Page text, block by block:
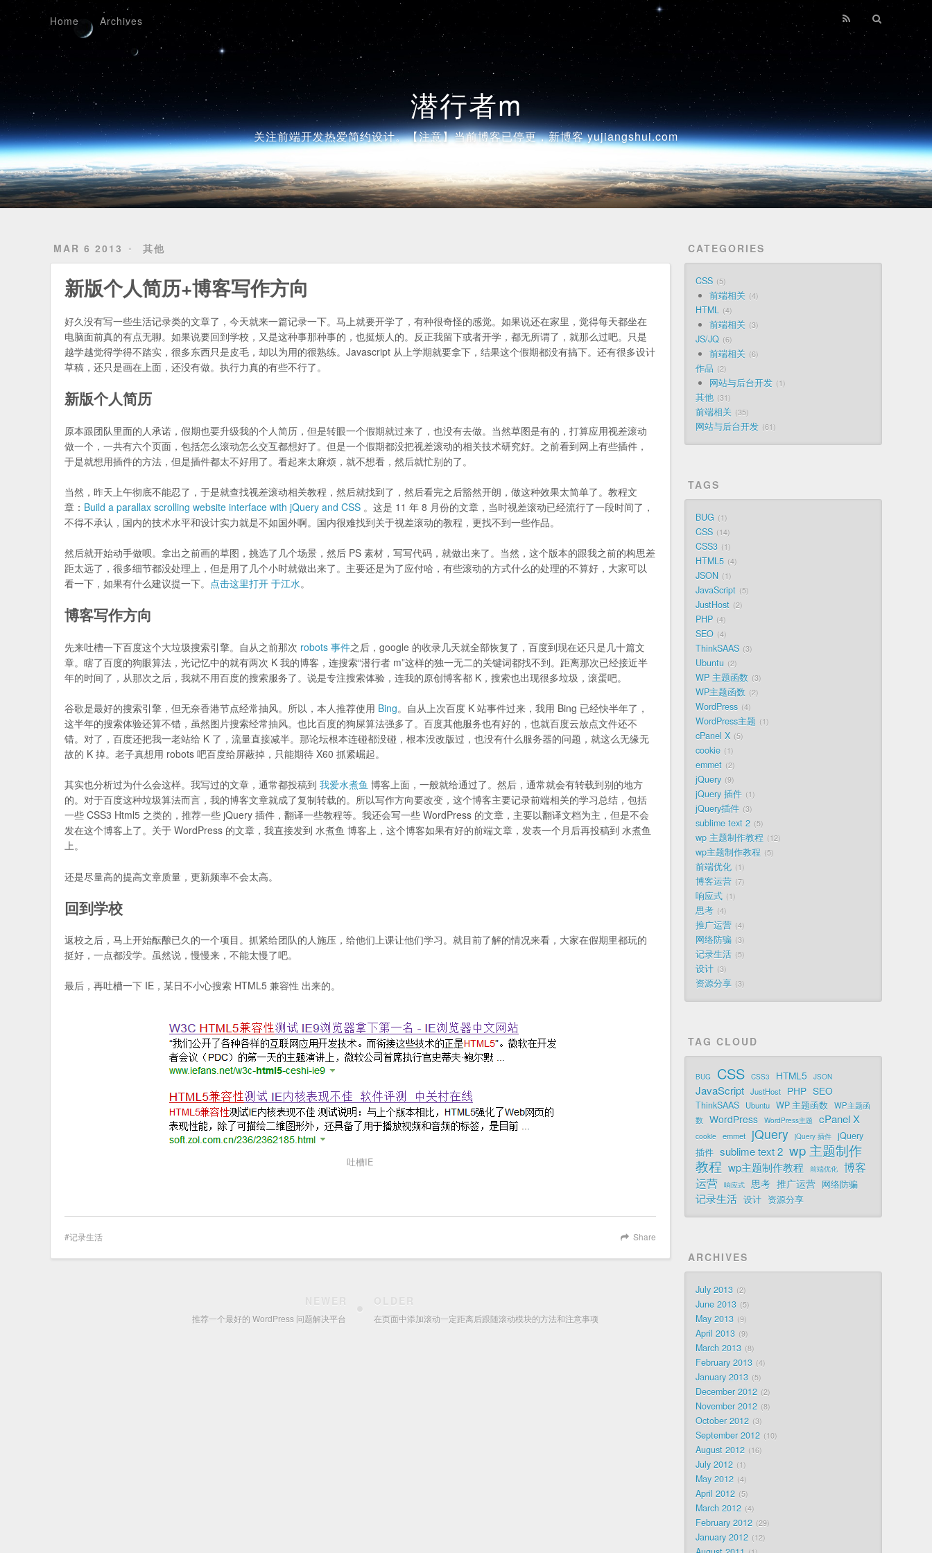
潜行者m
关注前端开发热爱简约设计。【注意】当前博客已停更，新博客 yujiangshui.com
Home Archives
MAR 6 2013 其他
新版个人简历+博客写作方向
好久没有写一些生活记录类的文章了，今天就来一篇记录一下。马上就要开学了，有种很奇怪的感觉。如果说还在家里，觉得每天都坐在
电脑面前真的有点无聊。如果说要回到学校，又是这种事那种事的，也挺烦人的。反正我留下或者开学，都无所谓了，就那么过吧。只是
越学越觉得学得不踏实，很多东西只是皮毛，却以为用的很熟练。Javascript 从上学期就要拿下，结果这个假期都没有搞下。还有很多设计
草稿，还只是画在上面，还没有做。执行力真的有些不行了。
新版个人简历
原本跟团队里面的人承诺，假期也要升级我的个人简历，但是转眼一个假期就过来了，也没有去做。当然草图是有的，打算应用视差滚动
做一个，一共有六个页面，包括怎么滚动怎么交互都想好了。但是一个假期都没把视差滚动的相关技术研究好。之前看到网上有些插件，
于是就想用插件的方法，但是插件都太不好用了。看起来太麻烦，就不想看，然后就忙别的了。
当然，昨天上午彻底不能忍了，于是就查找视差滚动相关教程，然后就找到了，然后看完之后豁然开朗，做这种效果太简单了。教程文
章： Build a parallax scrolling website interface with jQuery and CSS 。这是 11 年 8 月份的文章，当时视差滚动已经流行了一段时间了，
不得不承认，国内的技术水平和设计实力就是不如国外啊。国内很难找到关于视差滚动的教程，更找不到一些作品。
然后就开始动手做呗。拿出之前画的草图，挑选了几个场景，然后 PS 素材，写写代码，就做出来了。当然，这个版本的跟我之前的构思差
距太远了，很多细节都没处理上，但是用了几个小时就做出来了。主要还是为了应付哈，有些滚动的方式什么的处理的不算好，大家可以
看一下，如果有什么建议提一下。 点击这里打开 于江水。
博客写作方向
先来吐槽一下百度这个大垃圾搜索引擎。自从之前那次 robots 事件之后，google 的收录几天就全部恢复了，百度到现在还只是几十篇文
章。瞎了百度的狗眼算法，光记忆中的就有两次 K 我的博客，连搜索“潜行者 m”这样的独一无二的关键词都找不到。距离那次已经接近半
年的时间了，从那次之后，我就不用百度的搜索服务了。说是专注搜索体验，连我的原创博客都 K，搜索也出现很多垃圾，滚蛋吧。
谷歌是最好的搜索引擎，但无奈香港节点经常抽风。所以，本人推荐使用 Bing。自从上次百度 K 站事件过来，我用 Bing 已经快半年了，
这半年的搜索体验还算不错，虽然图片搜索经常抽风。也比百度的狗屎算法强多了。百度其他服务也有好的，也就百度云放点文件还不
错。对了，百度还把我一老站给 K 了，流量直接减半。那论坛根本连碰都没碰，根本没改版过，也没有什么服务器的问题，就这么无缘无
故的 K 掉。老子真想用 robots 吧百度给屏蔽掉，只能期待 X60 抓紧崛起。
其实也分析过为什么会这样。我写过的文章，通常都投稿到 我爱水煮鱼博客上面，一般就给通过了。然后，通常就会有转载到别的地方
的。对于百度这种垃圾算法而言，我的博客文章就成了复制转载的。所以写作方向要改变，这个博客主要记录前端相关的学习总结，包括
一些 CSS3 Html5 之类的，推荐一些 jQuery 插件，翻译一些教程等。我还会写一些 WordPress 的文章，主要以翻译文档为主，但是不会
发在这个博客上了。关于 WordPress 的文章，我直接发到 水煮鱼 博客上，这个博客如果有好的前端文章，发表一个月后再投稿到 水煮鱼
上。
还是尽量高的提高文章质量，更新频率不会太高。
回到学校
返校之后，马上开始酝酿已久的一个项目。抓紧给团队的人施压，给他们上课让他们学习。就目前了解的情况来看，大家在假期里都玩的
挺好，一点都没学。虽然说，慢慢来，不能太慢了吧。
最后，再吐槽一下 IE，某日不小心搜索 HTML5 兼容性 出来的。
吐槽IE
Share
记录生活
NEWER
推荐一个最好的 WordPress 问题解决平台
OLDER
在页面中添加滚动一定距离后跟随滚动模块的方法和注意事项
CATEGORIES
CSS 5
前端相关 4
HTML 4
前端相关 3
JS/JQ 6
前端相关 6
作品 2
网站与后台开发 1
其他 31
前端相关 35
网站与后台开发 61
TAGS
BUG 1
CSS 14
CSS3 1
HTML5 4
JSON 1
JavaScript 5
JustHost 2
PHP 4
SEO 4
ThinkSAAS 3
Ubuntu 2
WP 主题函数 3
WP主题函数 2
WordPress 4
WordPress主题 1
cPanel X 5
cookie 1
emmet 2
jQuery 9
jQuery 插件 1
jQuery插件 3
sublime text 2 5
wp 主题制作教程 12
wp主题制作教程 5
前端优化 1
博客运营 7
响应式 1
思考 4
推广运营 4
网络防骗 3
记录生活 5
设计 3
资源分享 3
TAG CLOUD
BUG CSS CSS3 HTML5 JSON
JavaScript JustHost PHP SEO
ThinkSAAS Ubuntu WP 主题函数 WP主题函
数 WordPress WordPress主题 cPanel X
cookie emmet jQuery jQuery 插件
jQuery
插件 sublime text 2 wp 主题制作
教程 wp主题制作教程 前端优化
博客
运营
响应式 思考 推广运营 网络防骗
记录生活 设计 资源分享
ARCHIVES
July 2013 2
June 2013 5
May 2013 9
April 2013 9
March 2013 8
February 2013 4
January 2013 5
December 2012 2
November 2012 8
October 2012 3
September 2012 10
August 2012 16
July 2012 1
May 2012 4
April 2012 5
March 2012 4
February 2012 29
January 2012 12
Archives